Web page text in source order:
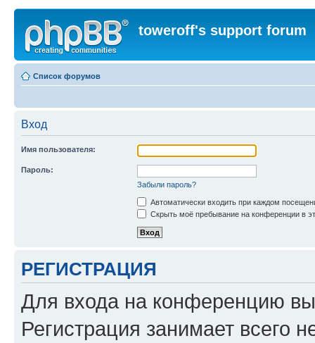
toweroff's support forum
Список форумов
Вход
Имя пользователя:
Пароль:
Забыли пароль?
Автоматически входить при каждом
Скрыть моё пребывание на конференции в
РЕГИСТРАЦИЯ
Для входа на конференцию
Регистрация занимает всего